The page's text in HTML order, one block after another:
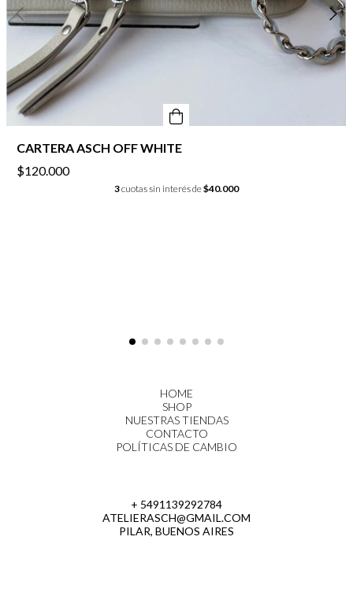
CARTERA ASCH OFF WHITE
$120.000
3cuotas sin interés de$40.000
HOME
SHOP
NUESTRAS TIENDAS
CONTACTO
POLÍTICAS DE CAMBIO
+ 5491139292784
ATELIERASCH@GMAIL.COM
PILAR, BUENOS AIRES